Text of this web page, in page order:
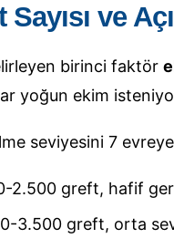
ve
birinci faktör
yoğun ekim
seviyesini 7 evreye
2.500 greft, hafif
3.500 greft, orta